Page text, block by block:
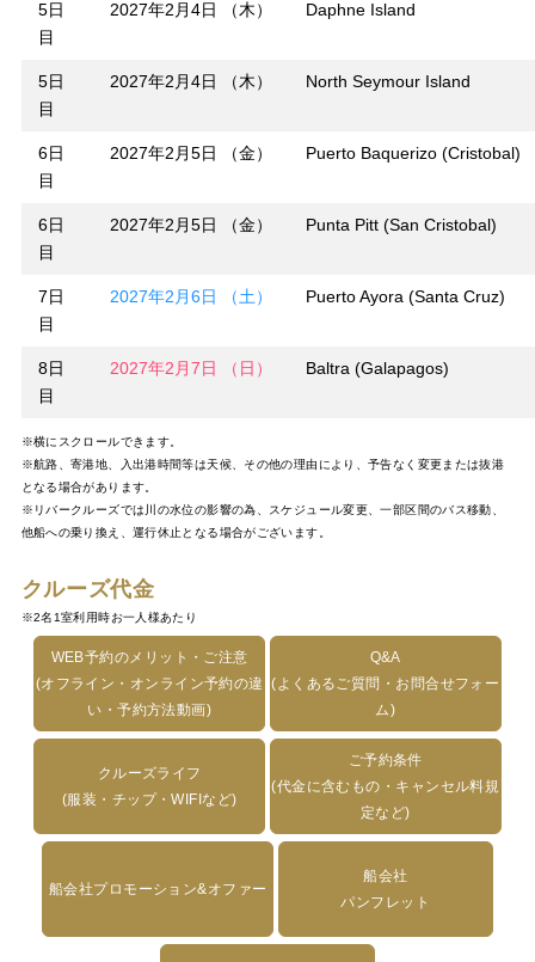
5日
目
2027年2月4日 （木） Daphne Island
5日
目
2027年2月4日 （木） North Seymour Island
6日
目
2027年2月5日 （金） Puerto Baquerizo (Cristobal)
6日
目
2027年2月5日 （金） Punta Pitt (San Cristobal)
7日
目
2027年2月6日 （土） Puerto Ayora (Santa Cruz)
8日
目
2027年2月7日 （日） Baltra (Galapagos)
※横にスクロールできます。
※航路、寄港地、入出港時間等は天候、その他の理由により、予告なく変更または抜港
となる場合があります。
※リバークルーズでは川の水位の影響の為、スケジュール変更、一部区間のバス移動、
他船への乗り換え、運行休止となる場合がございます。
クルーズ代金
※2名1室利用時お一人様あたり
WEB予約のメリット・ご注意
(オフライン・オンライン予約の違
い・予約方法動画)
Q&A
(よくあるご質問・お問合せフォー
ム)
クルーズライフ
(服装・チップ・WIFIなど)
ご予約条件
(代金に含むもの・キャンセル料規
定など)
船会社プロモーション&オファー
船会社
パンフレット